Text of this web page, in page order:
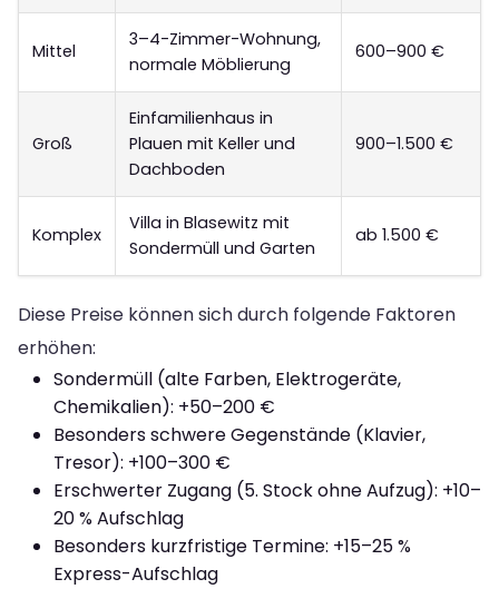
Mittel
3–4-Zimmer-Wohnung,
normale Möblierung
600–900 €
Groß
Einfamilienhaus in
Plauen mit Keller und
Dachboden
900–1.500 €
Komplex
Villa in Blasewitz mit
Sondermüll und Garten
ab 1.500 €
Diese Preise können sich durch folgende Faktoren
erhöhen:
Sondermüll (alte Farben, Elektrogeräte,
Chemikalien): +50–200 €
Besonders schwere Gegenstände (Klavier,
Tresor): +100–300 €
Erschwerter Zugang (5. Stock ohne Aufzug): +10–
20 % Aufschlag
Besonders kurzfristige Termine: +15–25 %
Express-Aufschlag